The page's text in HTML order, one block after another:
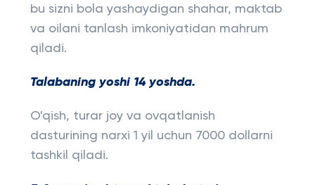
bu sizni bola yashaydigan shahar, maktab
va oilani tanlash imkoniyatidan mahrum
qiladi.
Talabaning yoshi 14 yoshda.
O'qish, turar joy va ovqatlanish
dasturining narxi 1 yil uchun 7000 dollarni
tashkil qiladi.